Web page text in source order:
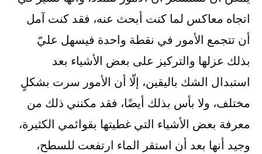
اتجاه معاكس لما كنت أبحث عنه، فقد كنت آمل
أن تتجمع الأمور في نقطة واحدة فيسهل عليّ
بذلك عزلها والتركيز على بعض الأشياء بعد
استبدال الشك باليقين، إلّا أن الأمور سرت بشكلٍ
مختلف، ولا بأس بذلك أيضًا، فقد مكنني ذلك من
معرفة بعض الأشياء التي غطيتها بقوائمي الكثيرة،
وجيد أنها بعد أن استقر الماء ارتفعت للسطح،